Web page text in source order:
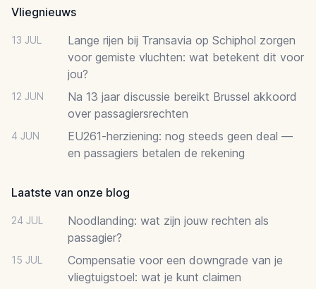
Vliegnieuws
13 JUL
Lange rijen bij Transavia op Schiphol zorgen
voor gemiste vluchten: wat betekent dit voor
jou?
12 JUN
Na 13 jaar discussie bereikt Brussel akkoord
over passagiersrechten
4 JUN
EU261-herziening: nog steeds geen deal —
en passagiers betalen de rekening
Laatste van onze blog
24 JUL
Noodlanding: wat zijn jouw rechten als
passagier?
15 JUL
Compensatie voor een downgrade van je
vliegtuigstoel: wat je kunt claimen